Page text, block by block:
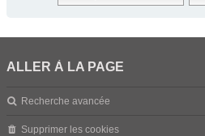
ALLER À LA PAGE
Recherche avancée
Supprimer les cookies